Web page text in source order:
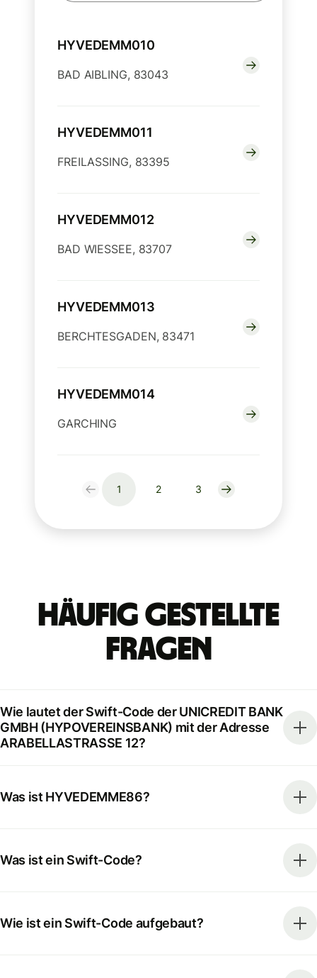
HYVEDEMM010
BAD AIBLING, 83043
HYVEDEMM011
FREILASSING, 83395
HYVEDEMM012
BAD WIESSEE, 83707
HYVEDEMM013
BERCHTESGADEN, 83471
HYVEDEMM014
GARCHING
1 2 3
Häufig gestellte
Fragen
Wie lautet der Swift-Code der UNICREDIT BANK
GMBH (HYPOVEREINSBANK) mit der Adresse
ARABELLASTRASSE 12?
Was ist HYVEDEMME86?
Was ist ein Swift-Code?
Wie ist ein Swift-Code aufgebaut?